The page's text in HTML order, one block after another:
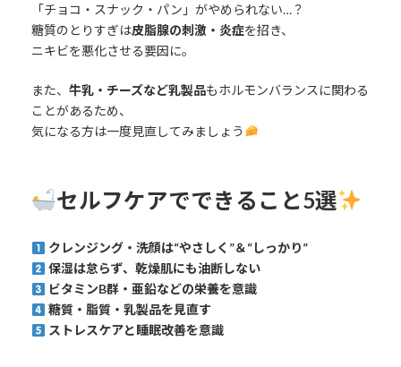
「チョコ・スナック・パン」がやめられない…？
糖質のとりすぎは皮脂腺の刺激・炎症を招き、
ニキビを悪化させる要因に。
また、 牛乳・チーズなど乳製品もホルモンバランスに関わる
ことがあるため、
気になる方は一度見直してみましょう
セルフケアでできること5選
クレンジング・洗顔は“やさしく”＆“しっかり”
保湿は怠らず、乾燥肌にも油断しない
ビタミンB群・亜鉛などの栄養を意識
糖質・脂質・乳製品を見直す
ストレスケアと睡眠改善を意識